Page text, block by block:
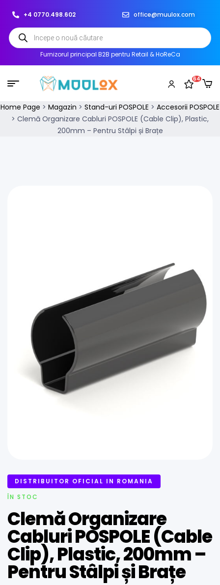
+4 0770.498.602 office@muulox.com
Furnizorul principal B2B pentru Retail & HoReCa
64
Home Page > Magazin > Stand-uri POSPOLE > Accesorii POSPOLE
> Clemă Organizare Cabluri POSPOLE (Cable Clip), Plastic,
200mm – Pentru Stâlpi și Brațe
DISTRIBUITOR OFICIAL IN ROMANIA
ÎN STOC
Clemă Organizare
Cabluri POSPOLE (Cable
Clip), Plastic, 200mm –
Pentru Stâlpi și Brațe